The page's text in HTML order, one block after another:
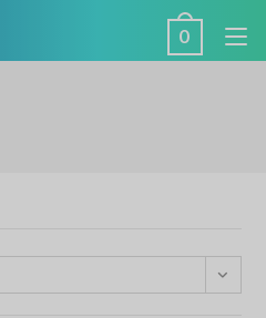
0